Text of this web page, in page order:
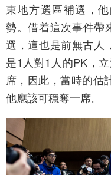
東地方選區補選，
勢。借着這次事件帶
選，這也是前無古人
是1人對1人的PK，
席，因此，當時的估
他應該可穩奪一席。